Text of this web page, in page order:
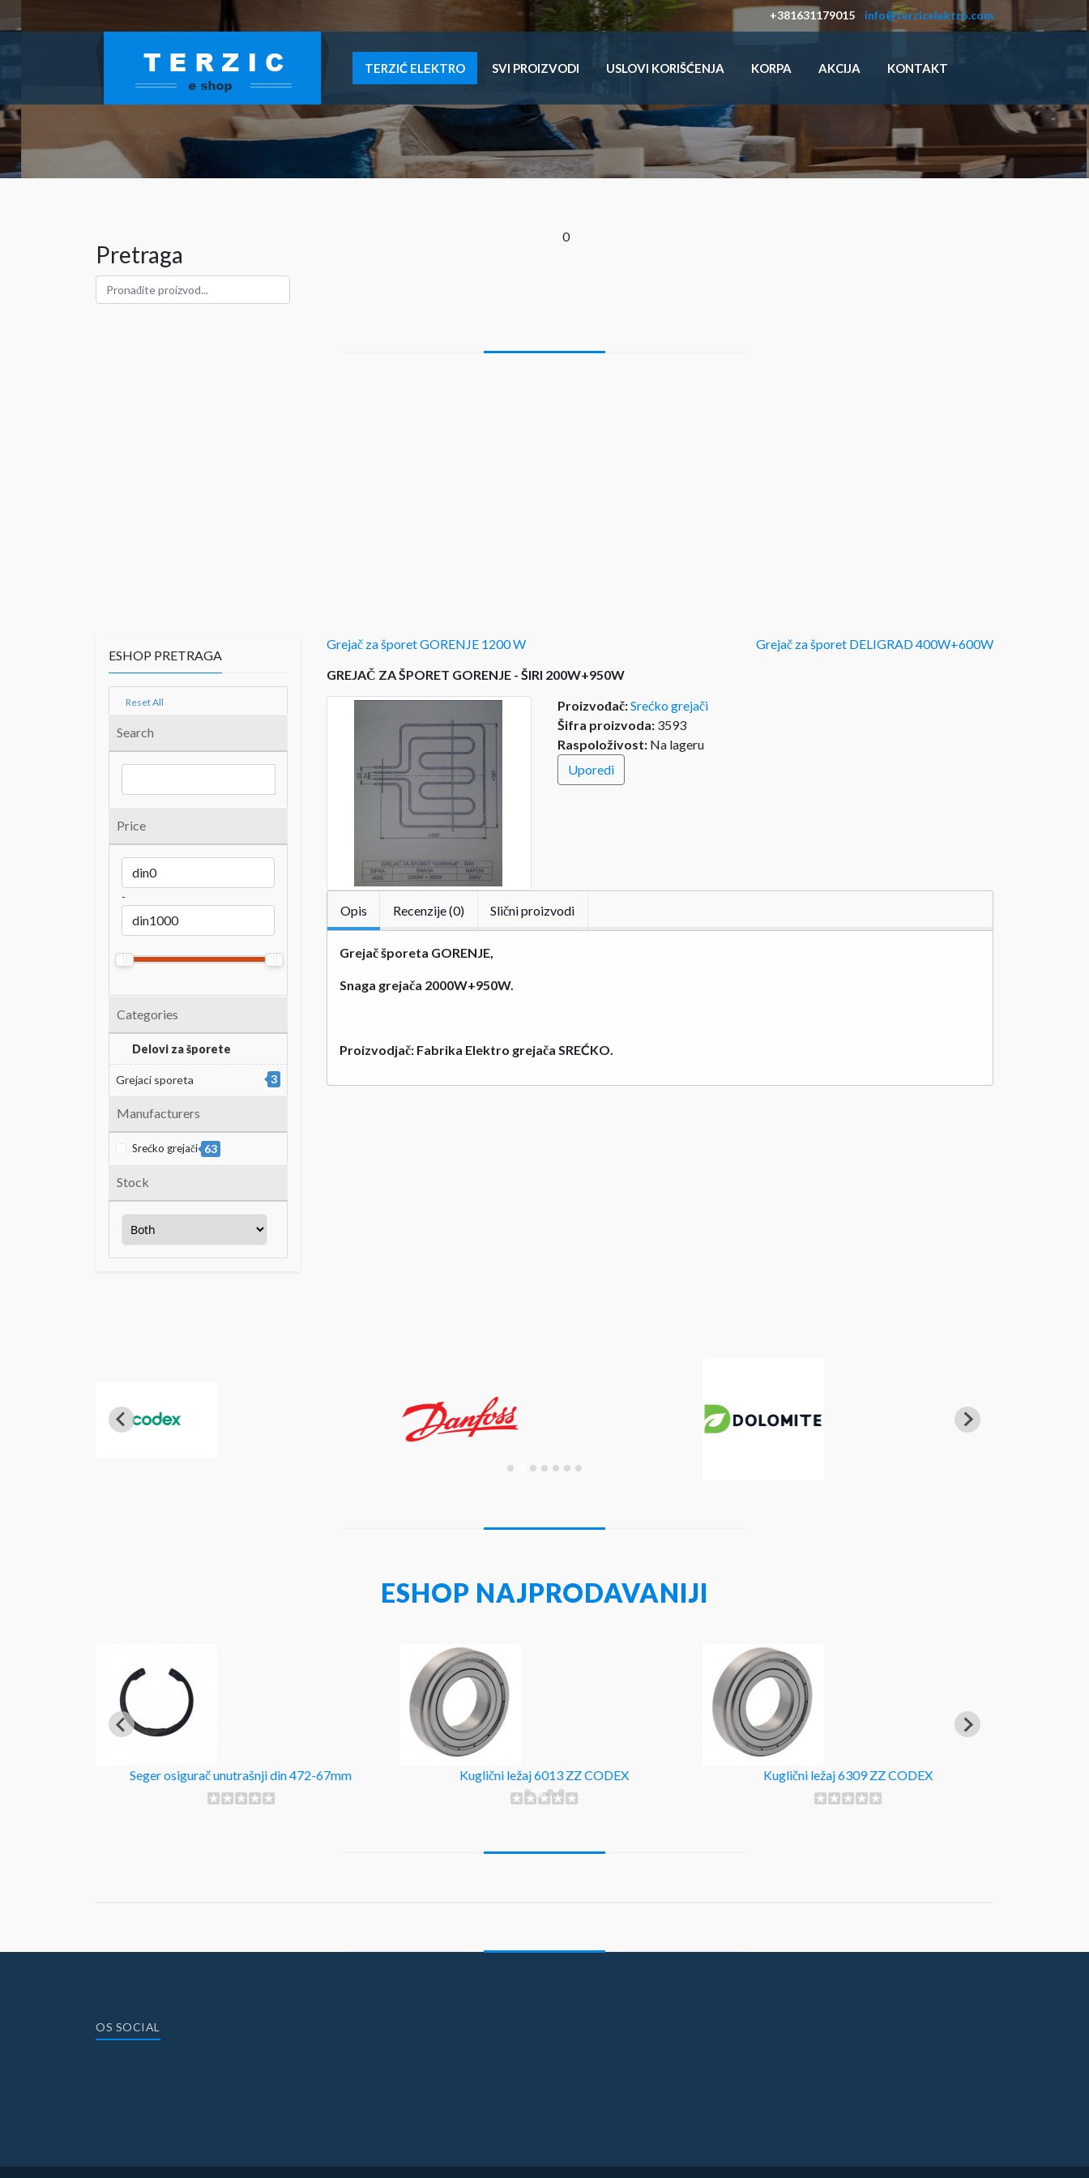
+381631179015 info@terzicelektro.com
TERZIĆ ELEKTRO SVI PROIZVODI USLOVI KORIŠĆENJA KORPA AKCIJA KONTAKT
Pretraga
0
Grejač za šporet GORENJE 1200 W
Grejač za šporet DELIGRAD 400W+600W
GREJAČ ZA ŠPORET GORENJE - ŠIRI 200W+950W
Proizvođač:Srećko grejači
Šifra proizvoda: 3593
Raspoloživost: Na lageru
Uporedi
Opis Recenzije (0) Slični proizvodi
Grejač šporeta GORENJE,
Snaga grejača 2000W+950W.
Proizvodjač: Fabrika Elektro grejača SREĆKO.
ESHOP PRETRAGA
Reset All
Search
Price
-
Categories
Delovi za šporete
Grejaci sporeta 3
Manufacturers
Srećko grejači 63
Stock
ESHOP NAJPRODAVANIJI
Seger osigurač unutrašnji din 472-67mm Kuglični ležaj 6013 ZZ CODEX Kuglični ležaj 6309 ZZ CODEX
OS SOCIAL